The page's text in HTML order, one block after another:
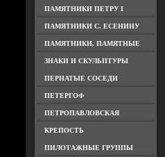
ПАМЯТНИКИ ПЕТРУ I
ПАМЯТНИКИ С. ЕСЕНИНУ
ПАМЯТНИКИ, ПАМЯТНЫЕ
ЗНАКИ И СКУЛЬПТУРЫ
ПЕРНАТЫЕ СОСЕДИ
ПЕТЕРГОФ
ПЕТРОПАВЛОВСКАЯ
КРЕПОСТЬ
ПИЛОТАЖНЫЕ ГРУППЫ